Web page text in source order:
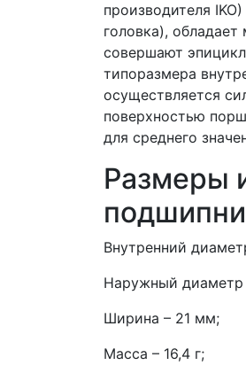
производителя
головка),
совершают
типоразмера
осуществляется
поверхностью
для среднего
Размеры
Внутренний
Наружный
Ширина – 21 мм;
Масса – 16,4 г;